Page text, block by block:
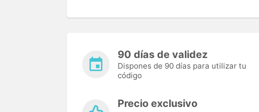
90 días de validez
Dispones de 90 días para utilizar tu
código
Precio exclusivo